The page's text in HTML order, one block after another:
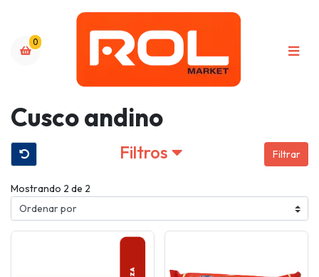
0
Cusco andino
Filtros Filtrar
Mostrando 2 de 2